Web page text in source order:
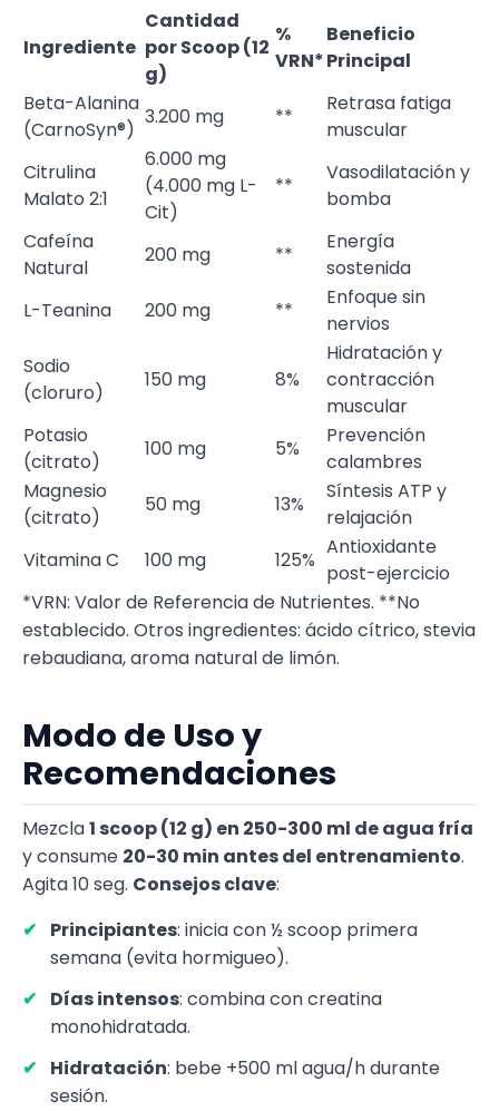
Ingrediente
Cantidad
por Scoop (12
g)
%
VRN*
Beneficio
Principal
Beta-Alanina
(CarnoSyn®)
3.200 mg **
Retrasa fatiga
muscular
Citrulina
Malato 2:1
6.000 mg
(4.000 mg L-
Cit)
**
Vasodilatación y
bomba
Cafeína
Natural
200 mg **
Energía
sostenida
L-Teanina
200 mg **
Enfoque sin
nervios
Sodio
(cloruro)
150 mg 8%
Hidratación y
contracción
muscular
Potasio
(citrato)
100 mg 5%
Prevención
calambres
Magnesio
(citrato)
50 mg 13%
Síntesis ATP y
relajación
Vitamina C
100 mg 125%
Antioxidante
post-ejercicio
*VRN: Valor de Referencia de Nutrientes. **No
establecido. Otros ingredientes: ácido cítrico, stevia
rebaudiana, aroma natural de limón.
Modo de Uso y
Recomendaciones
Mezcla1 scoop (12 g) en 250-300 ml de agua fría
y consume 20-30 min antes del entrenamiento.
Agita 10 seg. Consejos clave:
Principiantes: inicia con ½ scoop primera
semana (evita hormigueo).
Días intensos: combina con creatina
monohidratada.
Hidratación: bebe +500 ml agua/h durante
sesión.